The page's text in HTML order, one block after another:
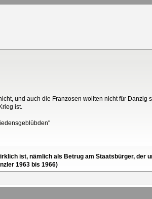
und auch die Franzosen wollten nicht für Danzig
ist.
ist, nämlich als Betrug am Staatsbürger, der
1963 bis 1966)